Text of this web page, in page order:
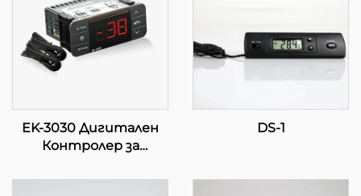
EK-3030 Дигитален
Контролер за
Напредно Регулиране
DS-1